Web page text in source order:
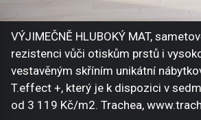
VÝJIMEČNĚ HLUBOKÝ MAT,
rezistenci vůči otiskům prstů i
vestavěným skříním unikátní
T.effect +, který je k dispozici v
od 3 119 Kč/m2. Trachea,